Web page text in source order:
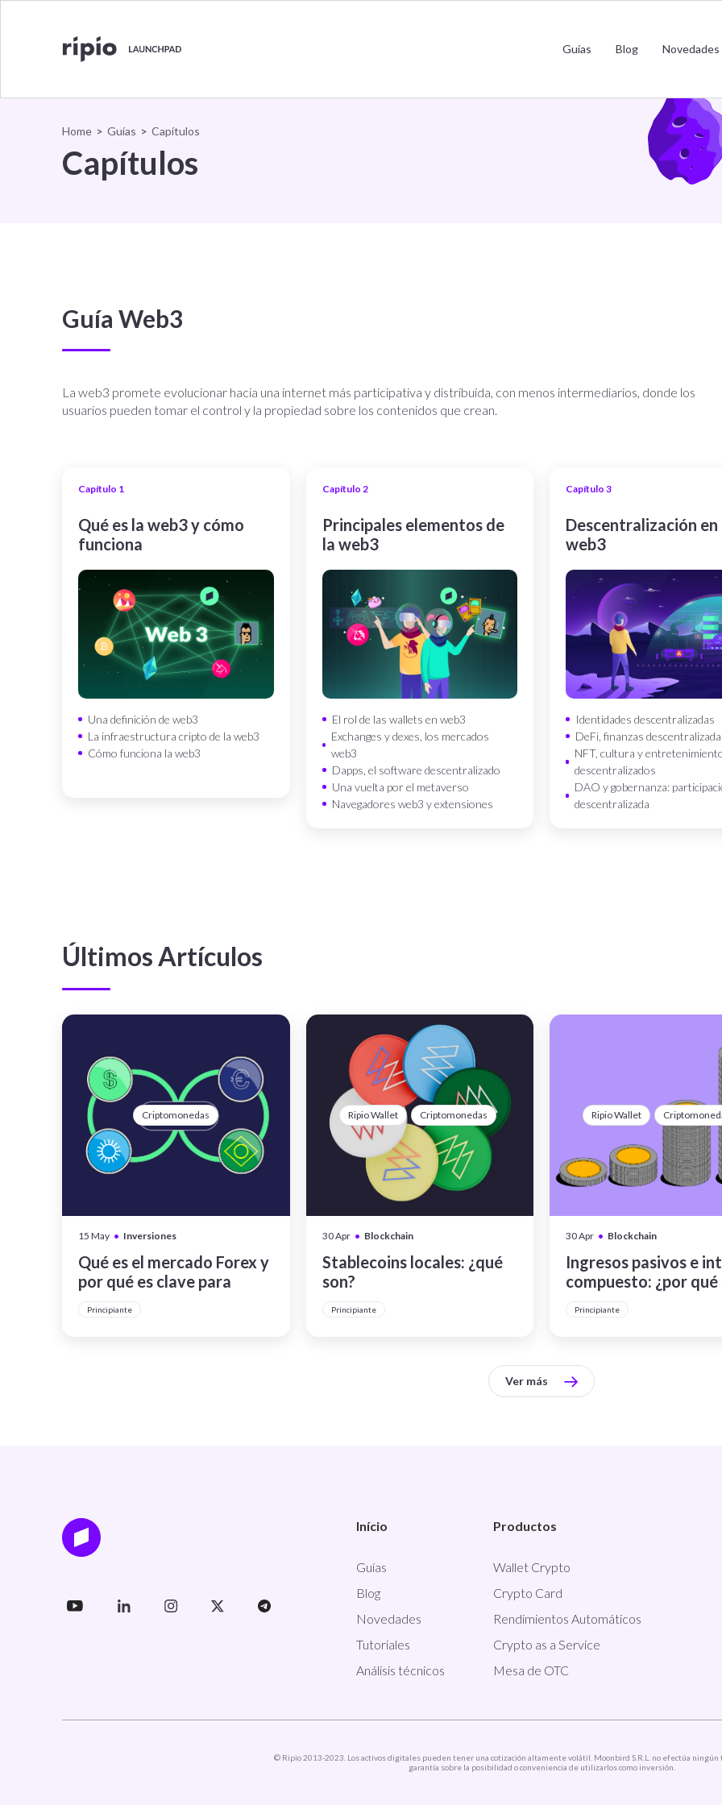
Guías Blog Novedades
Home > Guías > Capítulos
Capítulos
Guía Web3
La web3 promete evolucionar hacia una internet más participativa y distribuida, con menos intermediarios, donde los
usuarios pueden tomar el control y la propiedad sobre los contenidos que crean.
Capítulo 1
Qué es la web3 y cómo
funciona
Una definición de web3
La infraestructura cripto de la web3
Cómo funciona la web3
Capítulo 2
Principales elementos de
la web3
El rol de las wallets en web3
Exchanges y dexes, los mercados
web3
Dapps, el software descentralizado
Una vuelta por el metaverso
Navegadores web3 y extensiones
Capítulo 3
Descentralización en
web3
Identidades descentralizadas
DeFi, finanzas
NFT, cultura y
descentralizados
DAO y gobernanza:
descentralizada
Últimos Artículos
Criptomonedas
15 May • Inversiones
Qué es el mercado Forex y
por qué es clave para
digitales
Principiante
Ripio Wallet Criptomonedas
30 Apr • Blockchain
Stablecoins locales: ¿qué
son?
Principiante
Ripio Wallet
30 Apr • Blockchain
Ingresos pasivos e
compuesto: ¿por qué
Principiante
Ver más
Início
Guías
Blog
Novedades
Tutoriales
Análisis técnicos
Productos
Wallet Crypto
Crypto Card
Rendimientos Automáticos
Crypto as a Service
Mesa de OTC
© Ripio 2013-2023. Los activos digitales pueden tener una cotización altamente volátil. Moonbird S.R.L. no efectúa
garantía sobre la posibilidad o conveniencia de utilizarlos como inversión.